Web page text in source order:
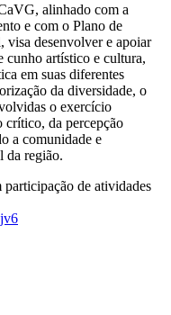
alinhado com a
e com o Plano de
desenvolver e apoiar
cunho artístico e cultura,
em suas diferentes
da diversidade, o
o exercício
crítico, da percepção
a comunidade e
da região.
de atividades